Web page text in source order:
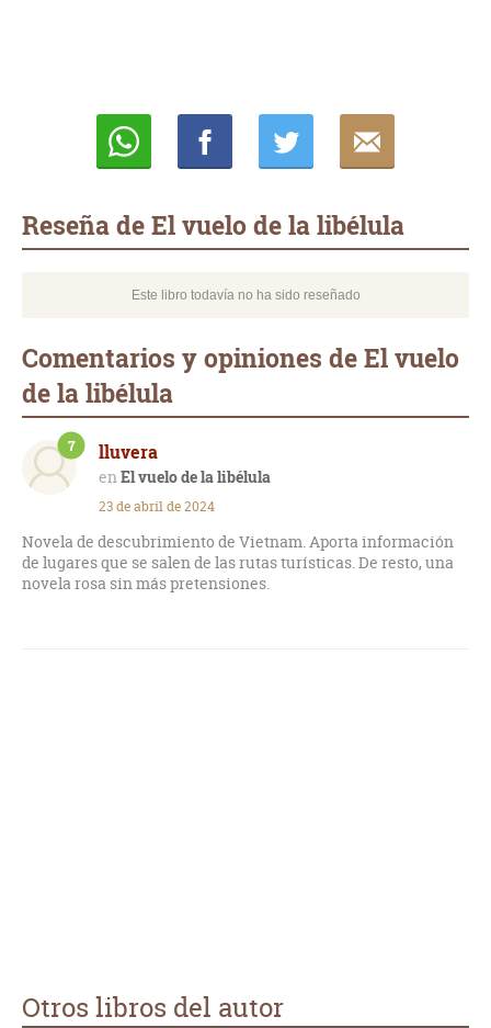
Reseña de El vuelo de la libélula
Este libro todavía no ha sido reseñado
Comentarios y opiniones de El vuelo
de la libélula
lluvera
El vuelo de la libélula
7
23 de abril de 2024
Novela de descubrimiento de Vietnam. Aporta información
de lugares que se salen de las rutas turísticas. De resto, una
novela rosa sin más pretensiones.
Otros libros del autor